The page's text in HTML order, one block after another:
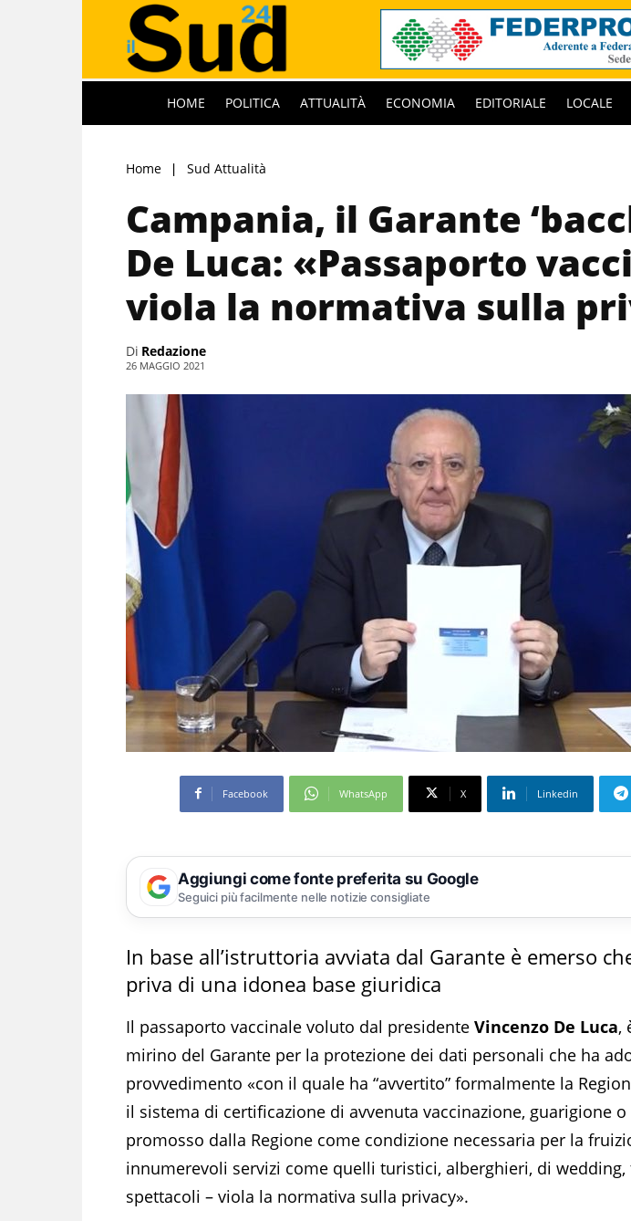
HOME POLITICA ATTUALITÀ ECONOMIA EDITORIALE LOCALE
Home Sud Attualità
Campania, il Garante
De Luca: «Passaporto
viola la normativa sulla
Di Redazione
26 MAGGIO 2021
Facebook WhatsApp X Linkedin
Aggiungi come fonte preferita su Google
Seguici più facilmente nelle notizie consigliate
In base all’istruttoria avviata dal Garante è emerso
priva di una idonea base giuridica
Il passaporto vaccinale voluto dal presidente Vincenzo De Luca,
mirino del Garante per la protezione dei dati personali che ha
provvedimento «con il quale ha “avvertito” formalmente la
il sistema di certificazione di avvenuta vaccinazione, guarigione
promosso dalla Regione come condizione necessaria per la
innumerevoli servizi come quelli turistici, alberghieri, di
spettacoli – viola la normativa sulla privacy».